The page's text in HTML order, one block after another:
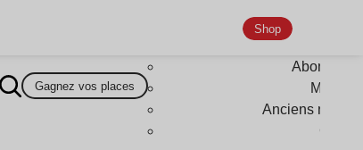
Gagnez vos places
Shop
Anciens